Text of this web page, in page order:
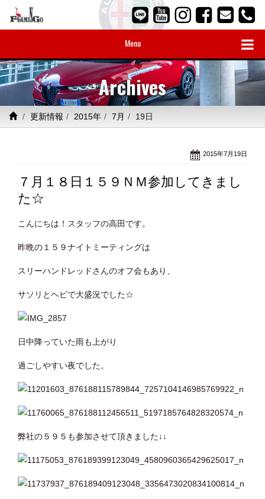
Menu
Archives
更新情報 2015年 7月 19日
2015年7月19日
７月１８日１５９ＮＭ参加してきまし
た☆
こんにちは！スタッフの高田です。
昨晩の１５９ナイトミーティングは
スリーハンドレッドさんのオフ会もあり、
サソリとヘビで大盛況でした☆
日中降っていた雨も上がり
過ごしやすい夜でした。
弊社の５９５も参加させて頂きました↓↓